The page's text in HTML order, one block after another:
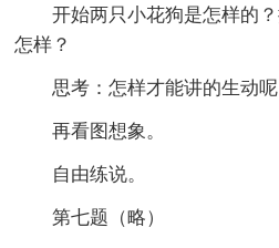
开始两只小花狗是怎样的
怎样？
思考：怎样才能讲的生动呢
再看图想象。
自由练说。
第七题（略）